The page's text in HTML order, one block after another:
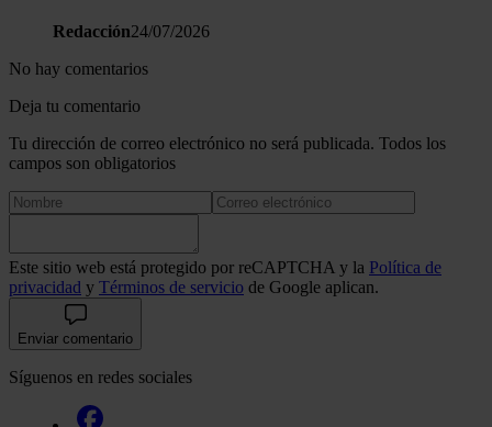
Redacción24/07/2026
No hay comentarios
Deja tu comentario
Tu dirección de correo electrónico no será publicada. Todos los
campos son obligatorios
Este sitio web está protegido por reCAPTCHA y la Política de
privacidad y Términos de servicio de Google aplican.
Enviar comentario
Síguenos en redes sociales